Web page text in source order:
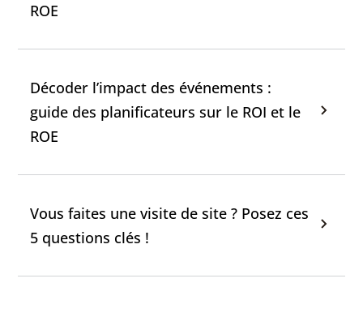
ROE
Décoder l’impact des événements :
guide des planificateurs sur le ROI et le
ROE
Vous faites une visite de site ? Posez ces
5 questions clés !